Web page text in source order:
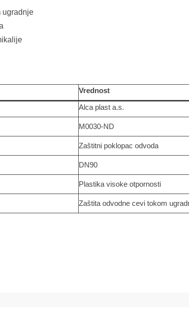
ugradnje
Vrednost
Alca plast a.s.
M0030-ND
Zaštitni poklopac odvoda
DN90
Plastika visoke otpornosti
Zaštita odvodne cevi tokom